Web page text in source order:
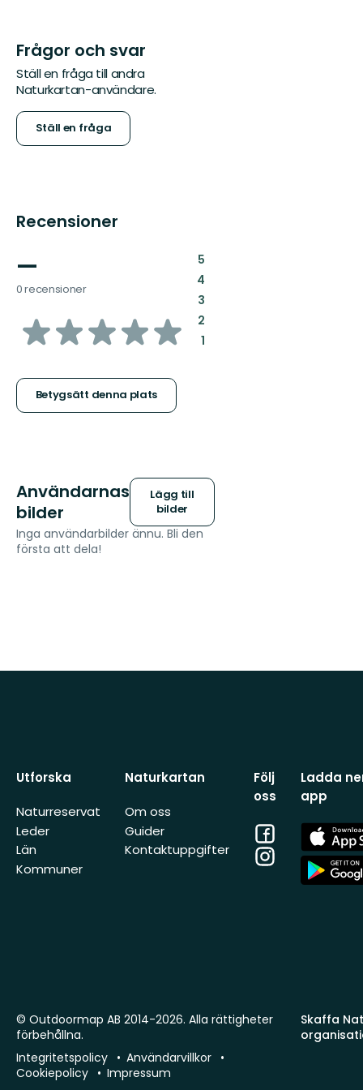
Frågor och svar
Ställ en fråga till andra
Naturkartan-användare.
Ställ en fråga
Recensioner
—
0 recensioner
av
stjärnor
Betygsätt denna plats
5:
4:
3:
2:
1:
Användarnas
bilder
Lägg till
bilder
Inga användarbilder ännu. Bli den
första att dela!
Utforska
Naturreservat
Leder
Län
Kommuner
Naturkartan
Om oss
Guider
Kontaktuppgifter
Följ
oss
Facebook
Instagram
Ladda
app
App
Store
App
Store
Skaffa
© Outdoormap AB 2014-2026. Alla rättigheter
förbehållna.
Integritetspolicy
Användarvillkor
Cookiepolicy
Impressum